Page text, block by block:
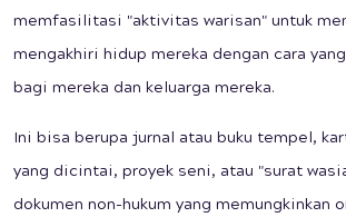
memfasilitasi "aktivitas warisan" untuk
mengakhiri hidup mereka dengan cara
bagi mereka dan keluarga mereka.
Ini bisa berupa jurnal atau buku tempel,
yang dicintai, proyek seni, atau "surat
dokumen non-hukum yang memungkinkan